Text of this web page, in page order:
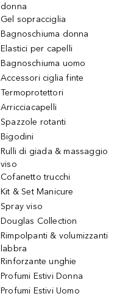
donna
Gel sopracciglia
Bagnoschiuma donna
Elastici per capelli
Bagnoschiuma uomo
Accessori ciglia finte
Termoprotettori
Arricciacapelli
Spazzole rotanti
Bigodini
Rulli di giada & massaggio
viso
Cofanetto trucchi
Kit & Set Manicure
Spray viso
Douglas Collection
Rimpolpanti & volumizzanti
labbra
Rinforzante unghie
Profumi Estivi Donna
Profumi Estivi Uomo